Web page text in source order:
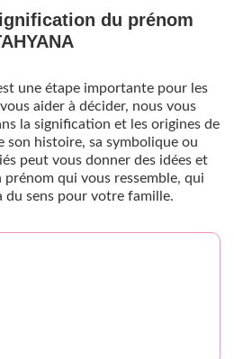
du prénom
une étape importante pour les
aider à décider, nous vous
la signification et les origines de
son histoire, sa symbolique ou
peut vous donner des idées et
qui vous ressemble, qui
du sens pour votre famille.